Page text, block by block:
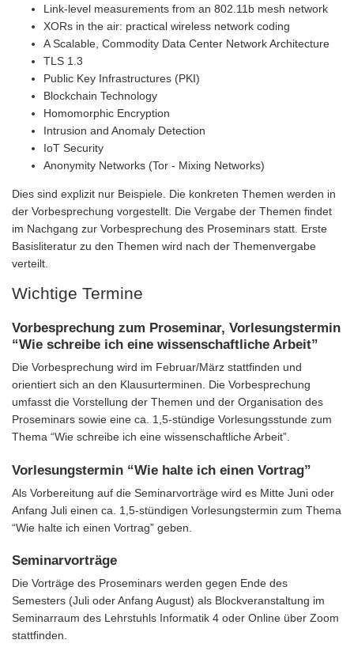
Link-level measurements from an 802.11b mesh network
XORs in the air: practical wireless network coding
A Scalable, Commodity Data Center Network Architecture
TLS 1.3
Public Key Infrastructures (PKI)
Blockchain Technology
Homomorphic Encryption
Intrusion and Anomaly Detection
IoT Security
Anonymity Networks (Tor - Mixing Networks)
Dies sind explizit nur Beispiele. Die konkreten Themen werden in
der Vorbesprechung vorgestellt. Die Vergabe der Themen findet
im Nachgang zur Vorbesprechung des Proseminars statt. Erste
Basisliteratur zu den Themen wird nach der Themenvergabe
verteilt.
Wichtige Termine
Vorbesprechung zum Proseminar, Vorlesungstermin
“Wie schreibe ich eine wissenschaftliche Arbeit”
Die Vorbesprechung wird im Februar/März stattfinden und
orientiert sich an den Klausurterminen. Die Vorbesprechung
umfasst die Vorstellung der Themen und der Organisation des
Proseminars sowie eine ca. 1,5-stündige Vorlesungsstunde zum
Thema “Wie schreibe ich eine wissenschaftliche Arbeit”.
Vorlesungstermin “Wie halte ich einen Vortrag”
Als Vorbereitung auf die Seminarvorträge wird es Mitte Juni oder
Anfang Juli einen ca. 1,5-stündigen Vorlesungstermin zum Thema
“Wie halte ich einen Vortrag” geben.
Seminarvorträge
Die Vorträge des Proseminars werden gegen Ende des
Semesters (Juli oder Anfang August) als Blockveranstaltung im
Seminarraum des Lehrstuhls Informatik 4 oder Online über Zoom
stattfinden.